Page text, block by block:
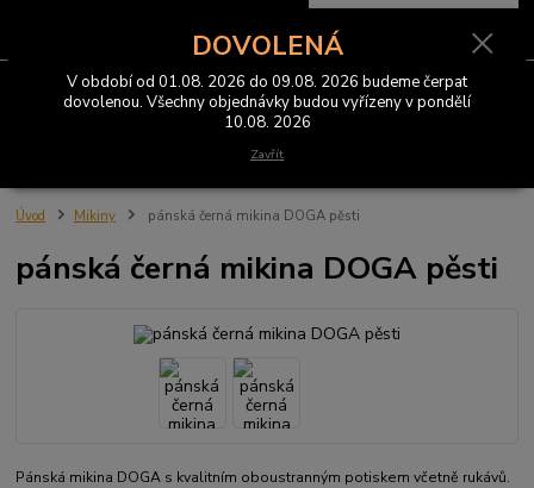
Menu
0 Kč
Úvod Mikiny pánská černá mikina DOGA pěsti
pánská černá mikina DOGA pěsti
Pánská mikina DOGA s kvalitním oboustranným potiskem včetně rukávů.
DOVOLENÁ
V období od 01.08. 2026 do 09.08. 2026 budeme čerpat
dovolenou. Všechny objednávky budou vyřízeny v pondělí
10.08. 2026
Zavřít